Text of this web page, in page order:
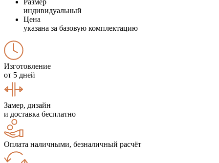
индивидуальный
Цена
указана за базовую комплектацию
Изготовление
от 5 дней
Замер, дизайн
и доставка бесплатно
Оплата наличными, безналичный расчёт